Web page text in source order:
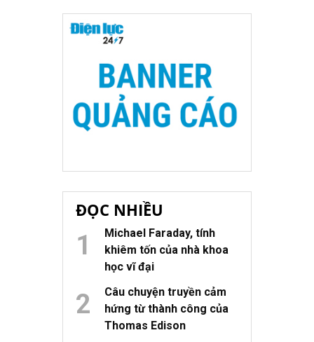
ĐỌC NHIỀU
Michael Faraday, tính
khiêm tốn của nhà khoa
học vĩ đại
Câu chuyện truyền cảm
hứng từ thành công của
Thomas Edison